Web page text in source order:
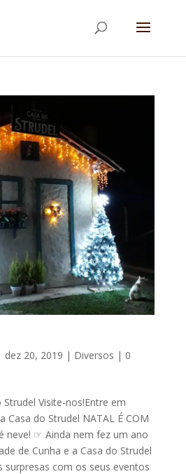
dez 20, 2019 | Diversos | 0
Visite-nos!Entre em
Casa do Strudel NATAL É COM
neve! ☞ Ainda nem fez um ano
de Cunha e a Casa do Strudel
surpresas com os seus eventos